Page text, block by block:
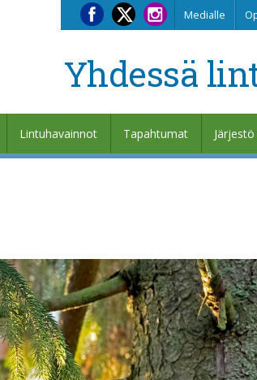
Medialle
Yhdessä
Lintuhavainnot Tapahtumat Järjestö